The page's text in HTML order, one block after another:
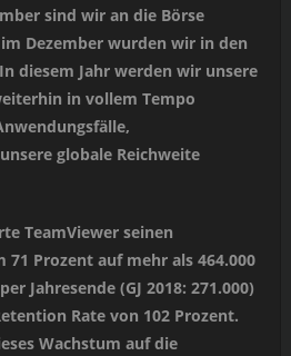
sind wir an die Börse
Dezember wurden wir in den
diesem Jahr werden wir unsere
in vollem Tempo
globale Reichweite
TeamViewer seinen
Prozent auf mehr als 464.000
Jahresende (GJ 2018: 271.000)
Rate von 102 Prozent.
Wachstum auf die